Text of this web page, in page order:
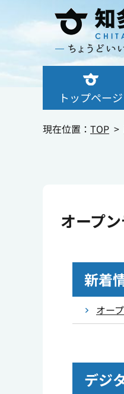
トップページ
現在位置： TOP
オープ
新着
オー
デジ